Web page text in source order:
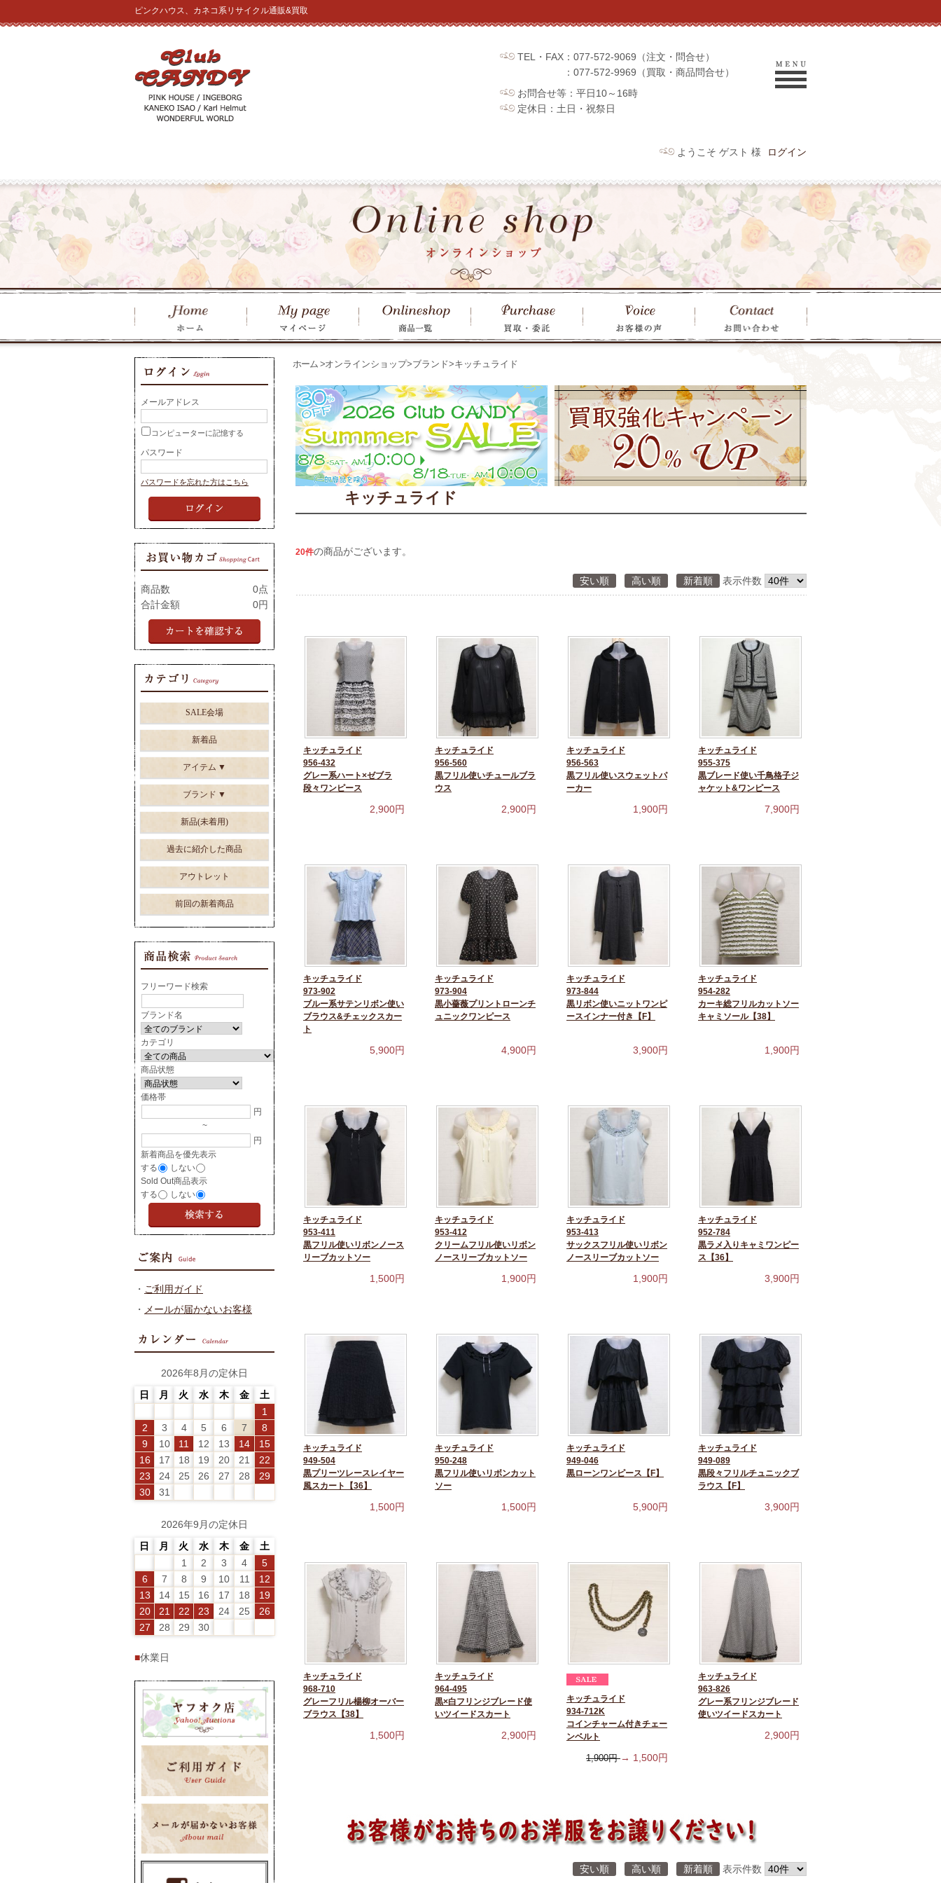
ピンクハウス、カネコ系リサイクル通販&買取
TEL・FAX：077-572-9069（注文・問合せ）
：077-572-9969（買取・商品問合せ）
お問合せ等：平日10～16時
定休日：土日・祝祭日
ようこそ ゲスト 様 ログイン
ホーム >オンラインショップ>ブランド>キッチュライド
キッチュライド
20件の商品がございます。
安い順 高い順 新着順 表示件数
キッチュライド
956-432
グレー系ハート×ゼブラ
段々ワンピース
2,900円
キッチュライド
956-560
黒フリル使いチュールブラ
ウス
2,900円
キッチュライド
956-563
黒フリル使いスウェットパ
ーカー
1,900円
キッチュライド
955-375
黒ブレード使い千鳥格子ジ
ャケット&ワンピース
7,900円
キッチュライド
973-902
ブルー系サテンリボン使い
ブラウス&チェックスカー
ト
5,900円
キッチュライド
973-904
黒小薔薇プリントローンチ
ュニックワンピース
4,900円
キッチュライド
973-844
黒リボン使いニットワンピ
ースインナー付き【F】
3,900円
キッチュライド
954-282
カーキ総フリルカットソー
キャミソール【38】
1,900円
キッチュライド
953-411
黒フリル使いリボンノース
リーブカットソー
1,500円
キッチュライド
953-412
クリームフリル使いリボン
ノースリーブカットソー
1,900円
キッチュライド
953-413
サックスフリル使いリボン
ノースリーブカットソー
1,900円
キッチュライド
952-784
黒ラメ入りキャミワンピー
ス【36】
3,900円
キッチュライド
949-504
黒プリーツレースレイヤー
風スカート【36】
1,500円
キッチュライド
950-248
黒フリル使いリボンカット
ソー
1,500円
キッチュライド
949-046
黒ローンワンピース【F】
5,900円
キッチュライド
949-089
黒段々フリルチュニックブ
ラウス【F】
3,900円
キッチュライド
968-710
グレーフリル楊柳オーバー
ブラウス【38】
1,500円
キッチュライド
964-495
黒×白フリンジブレード使
いツイードスカート
2,900円
キッチュライド
934-712K
コインチャーム付きチェー
ンベルト
1,900円→ 1,500円
キッチュライド
963-826
グレー系フリンジブレード
使いツイードスカート
2,900円
安い順 高い順 新着順 表示件数
メールアドレス
コンピューターに記憶する
パスワード
パスワードを忘れた方はこちら
商品数
0点
合計金額
0円
SALE会場
新着品
アイテム
ブランド
新品(未着用)
過去に紹介した商品
アウトレット
前回の新着商品
フリーワード検索
ブランド名
カテゴリ
商品状態
価格帯
円
~
円
新着商品を優先表示
する
しない
Sold Out商品表示
する
しない
・ ご利用ガイド
・ メールが届かないお客様
2026年8月の定休日
日
月 火 水 木 金
土
1
2
3 4 5 6 7
8
9
10 11 12 13 14
15
16
17 18 19 20 21
22
23
24 25 26 27 28
29
30
31
2026年9月の定休日
日
月 火 水 木 金
土
1
2 3 4
5
6
7 8 9 10 11
12
13
14 15 16 17 18
19
20
21 22 23 24 25
26
27
28 29 30
■休業日